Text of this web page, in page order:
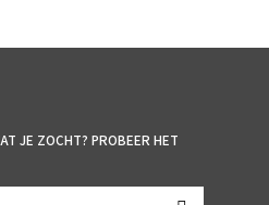
JE ZOCHT? PROBEER HET